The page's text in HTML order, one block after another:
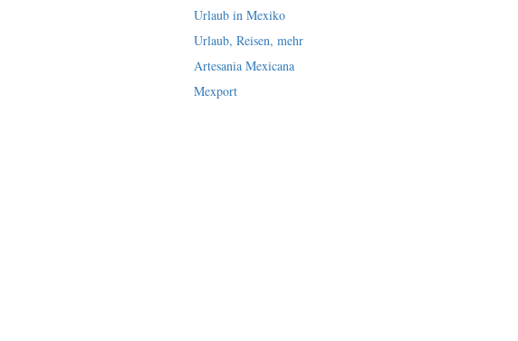
Urlaub in Mexiko
Urlaub, Reisen, mehr
Artesania Mexicana
Mexport